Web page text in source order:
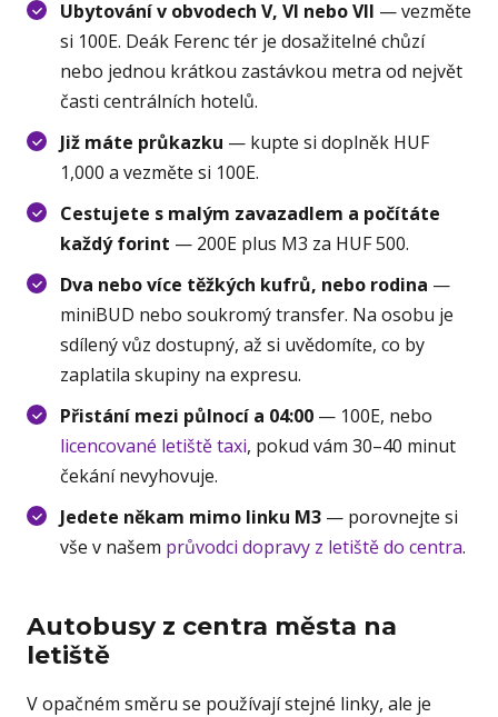
Ubytování v obvodech V, VI nebo VII — vezměte
si 100E. Deák Ferenc tér je dosažitelné chůzí
nebo jednou krátkou zastávkou metra od největ
časti centrálních hotelů.
Již máte průkazku — kupte si doplněk HUF
1,000 a vezměte si 100E.
Cestujete s malým zavazadlem a počítáte
každý forint — 200E plus M3 za HUF 500.
Dva nebo více těžkých kufrů, nebo rodina —
miniBUD nebo soukromý transfer. Na osobu je
sdílený vůz dostupný, až si uvědomíte, co by
zaplatila skupiny na expresu.
Přistání mezi půlnocí a 04:00 — 100E, nebo
licencované letiště taxi, pokud vám 30–40 minut
čekání nevyhovuje.
Jedete někam mimo linku M3 — porovnejte si
vše v našem průvodci dopravy z letiště do centra.
Autobusy z centra města na
letiště
V opačném směru se používají stejné linky, ale je